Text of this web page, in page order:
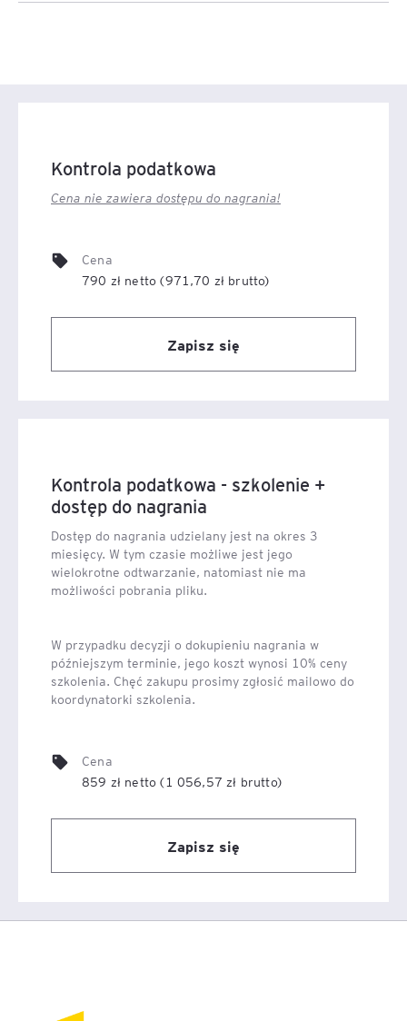
Kontrola podatkowa
Cena nie zawiera dostępu do nagrania!
Cena
790 zł netto (971,70 zł brutto)
Zapisz się
Kontrola podatkowa - szkolenie +
dostęp do nagrania
Dostęp do nagrania udzielany jest na okres 3
miesięcy. W tym czasie możliwe jest jego
wielokrotne odtwarzanie, natomiast nie ma
możliwości pobrania pliku.
W przypadku decyzji o dokupieniu nagrania w
późniejszym terminie, jego koszt wynosi 10% ceny
szkolenia. Chęć zakupu prosimy zgłosić mailowo do
koordynatorki szkolenia.
Cena
859 zł netto (1 056,57 zł brutto)
Zapisz się